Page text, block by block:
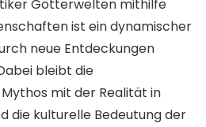
Götterwelten mithilfe
ist ein dynamischer
neue Entdeckungen
bleibt die
mit der Realität in
die kulturelle Bedeutung der